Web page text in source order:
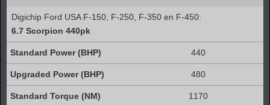
Digichip Ford USA F-150, F-250, F-350 en F-450:
6.7 Scorpion 440pk
440
480
1170